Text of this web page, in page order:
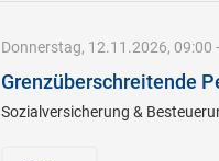
Donnerstag, 12.11.2026, 09:00
Grenzüberschreitende
Sozialversicherung &